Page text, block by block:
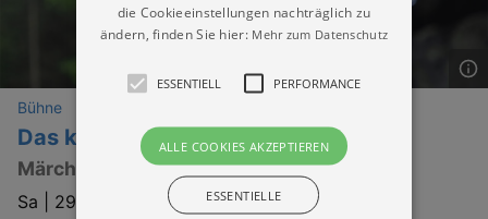
Bühne
Das kalte Herz
Märchen von Wilhelm Hauff
Sa | 29.08.2026 | 19:00
die Cookieeinstellungen nachträglich zu
ändern, finden Sie hier: Mehr zum Datenschutz
ESSENTIELL PERFORMANCE
ALLE COOKIES AKZEPTIEREN
ESSENTIELLE